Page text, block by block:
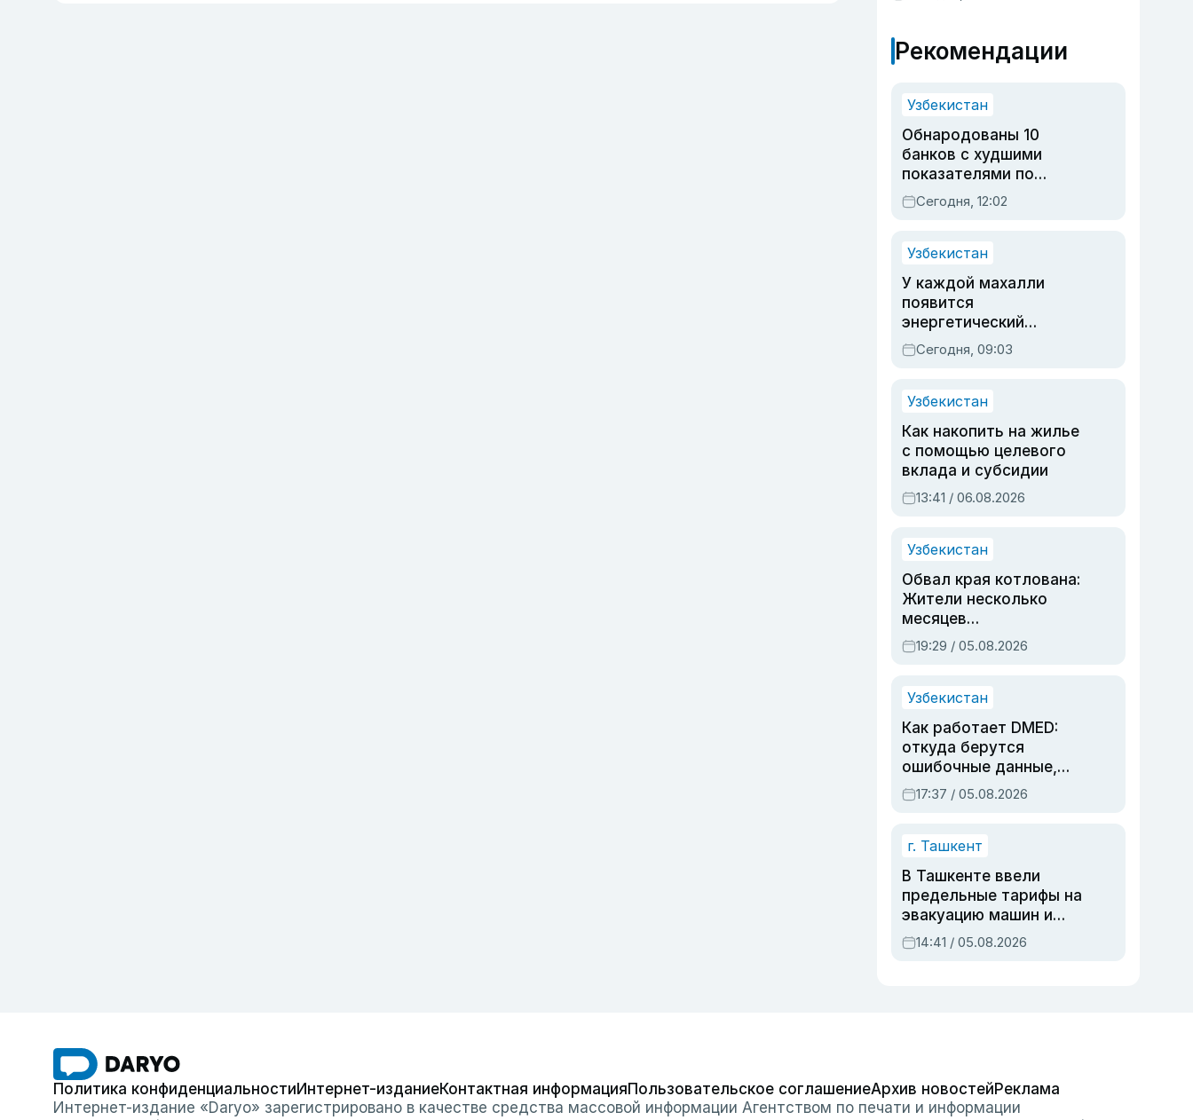
Рекомендации
Узбекистан
Обнародованы 10
банков с худшими
показателями по
обращениям
Сегодня, 12:02
Узбекистан
У каждой махалли
появится
энергетический
паспорт
Сегодня, 09:03
Узбекистан
Как накопить на жилье
с помощью целевого
вклада и субсидии
13:41 / 06.08.2026
Узбекистан
Обвал края котлована:
Жители несколько
месяцев
предупреждали об
опасности, но стройка
19:29 / 05.08.2026
Узбекистан
Как работает DMED:
откуда берутся
ошибочные данные,
дубли аккаунтов и
очереди по онлайн-
17:37 / 05.08.2026
г. Ташкент
В Ташкенте ввели
предельные тарифы на
эвакуацию машин и
штрафстоянки
14:41 / 05.08.2026
Политика конфиденциальностиИнтернет-изданиеКонтактная информацияПользовательское соглашениеАрхив новостейРеклама
Интернет-издание «Daryo» зарегистрировано в качестве средства массовой информации Агентством по печати и информации